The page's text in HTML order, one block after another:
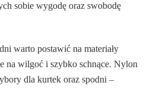
sobie wygodę oraz swobodę
warto postawić na materiały
na wilgoć i szybko schnące. Nylon
dla kurtek oraz spodni –